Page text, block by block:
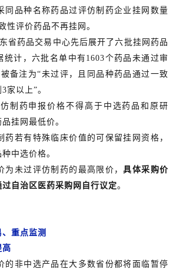
同品种名称药品过评仿制药企业挂网数量
性评价药品不再挂网。
省药品交易中心先后展开了六批挂网药品
统计，六批名单中有1603个药品未通过审
备注为“未过评，且同品种药品通过一致
家以上”。
制药申报价格不得高于中选药品和原研
挂网最低价。
药若有特殊临床价值的可保留挂网资格，
中选价格。
为未过评仿制药的最高限价，具体采购价
自治区医药采购网自行议定。
重点监测
高
的非中选产品在大多数省份都将面临暂停